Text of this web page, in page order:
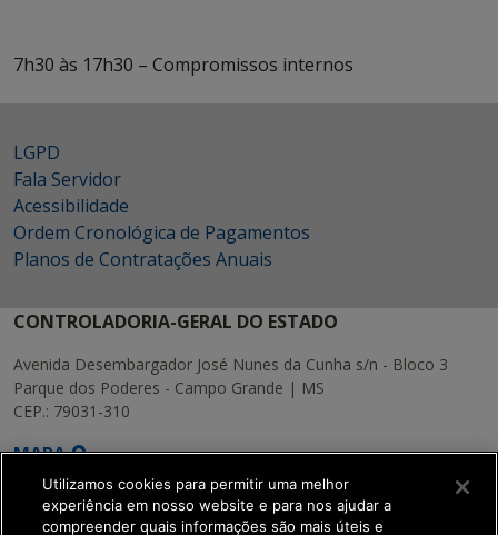
7h30 às 17h30 – Compromissos internos
LGPD
Fala Servidor
Acessibilidade
Ordem Cronológica de Pagamentos
Planos de Contratações Anuais
CONTROLADORIA-GERAL DO ESTADO
Avenida Desembargador José Nunes da Cunha s/n - Bloco 3
Parque dos Poderes - Campo Grande | MS
CEP.: 79031-310
MAPA
Utilizamos cookies para permitir uma melhor
experiência em nosso website e para nos ajudar a
compreender quais informações são mais úteis e